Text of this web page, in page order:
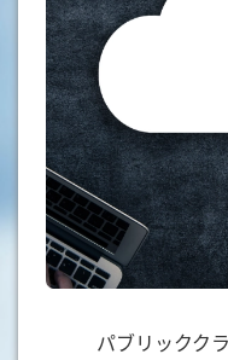
パブリックク